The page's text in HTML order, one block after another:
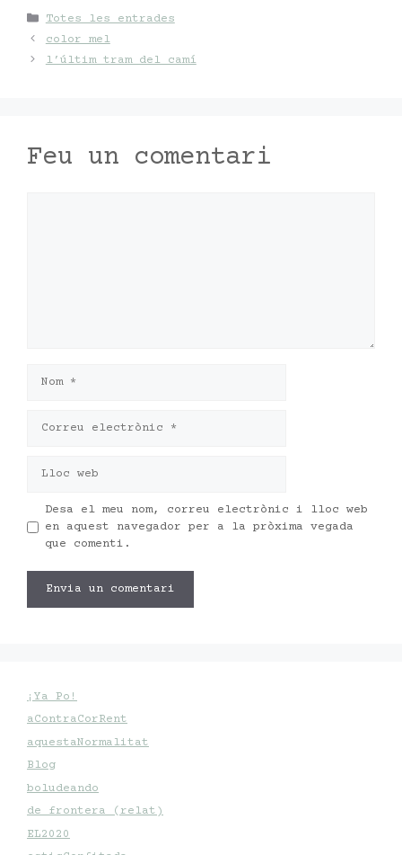
Categories
Totes les entrades
color mel
l’últim tram del camí
Feu un comentari
electrònic
web
Desa el meu nom, correu electrònic i lloc web
en aquest navegador per a la pròxima vegada
que comenti.
¡Ya Po!
aContraCorRent
aquestaNormalitat
Blog
boludeando
de frontera (relat)
EL2020